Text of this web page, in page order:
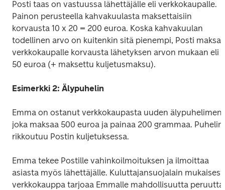
Posti taas on vastuussa lähettäjälle eli verkkokaupalle.
Painon perusteella kahvakuulasta maksettaisiin
korvausta 10 x 20 = 200 euroa. Koska kahvakuulan
todellinen arvo on kuitenkin sitä pienempi, Posti maksaa
verkkokaupalle korvausta lähetyksen arvon mukaan eli
50 euroa (+ maksettu kuljetusmaksu).
Esimerkki 2: Älypuhelin
Emma on ostanut verkkokaupasta uuden älypuhelimen,
joka maksaa 500 euroa ja painaa 200 grammaa. Puhelin
rikkoutuu Postin kuljetuksessa.
Emma tekee Postille vahinkoilmoituksen ja ilmoittaa
asiasta myös lähettäjälle. Kuluttajansuojalain mukaisesti
verkkokauppa tarjoaa Emmalle mahdollisuutta